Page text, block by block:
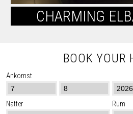
CHARMING
BOOK YOUR
Ankomst
Nätter Rum